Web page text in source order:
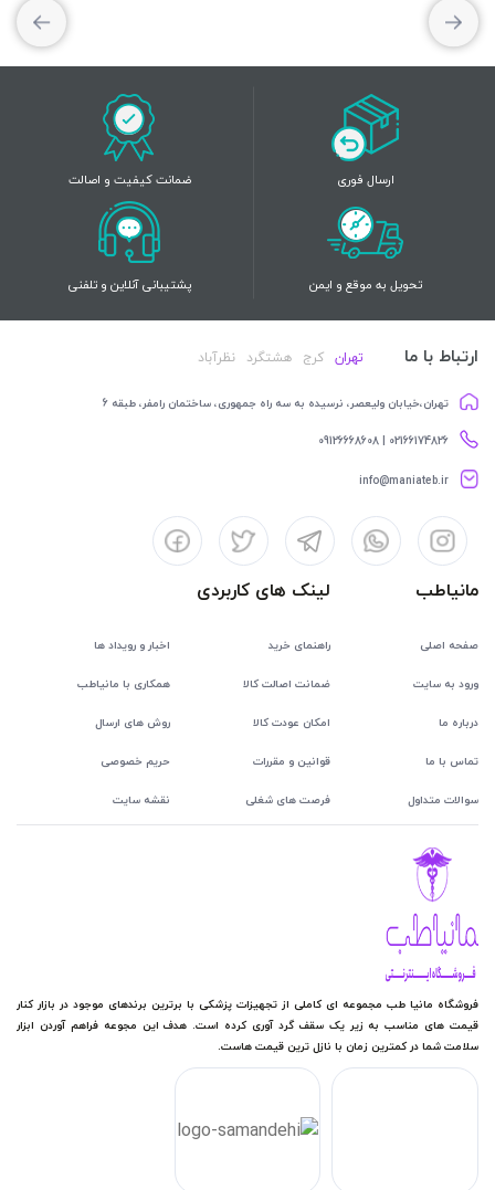
ارسال فوری ضمانت کیفیت و اصالت
تحویل به موقع و ایمن پشتیبانی آنلاین و تلفنی
ارتباط با ما تهران کرج هشتگرد نظرآباد
تهران،خیابان ولیعصر، نرسیده به سه راه جمهوری، ساختمان رامفر، طبقه 6
02166174826 | 09126668608
info@maniateb.ir
مانیاطب
صفحه اصلی
ورود به سایت
درباره ما
تماس با ما
سوالات متداول
لینک های کاربردی
راهنمای خرید اخبار و رویداد ها
ضمانت اصالت کالا همکاری با مانیاطب
امکان عودت کالا روش های ارسال
قوانین و مقررات حریم خصوصی
فرصت های شغلی نقشه سایت
فروشگاه مانیا طب مجموعه ای کاملی از تجهیزات پزشکی با برترین برندهای موجود در بازار کنار
قیمت های مناسب به زیر یک سقف گرد آوری کرده است. هدف این مجوعه فراهم آوردن ابزار
سلامت شما در کمترین زمان با نازل ترین قیمت هاست.